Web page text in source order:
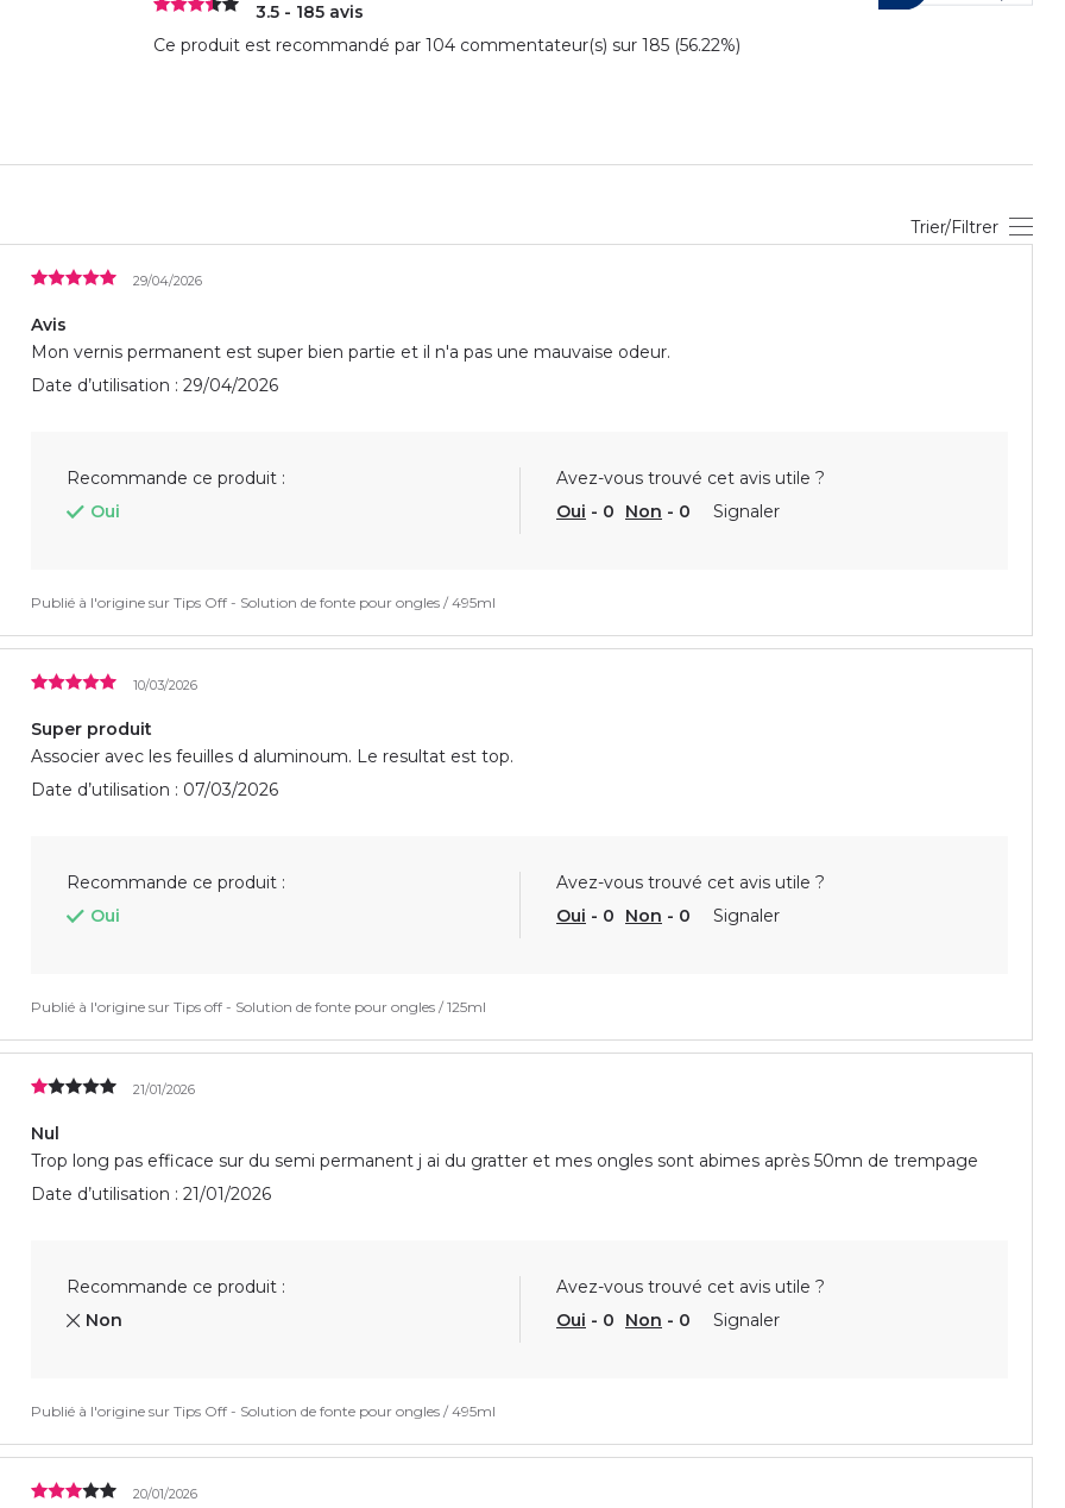
3.5 - 185 avis
Ce produit est recommandé par 104 commentateur(s) sur 185 (56.22%)
Trier/Filtrer
29/04/2026
Avis
Mon vernis permanent est super bien partie et il n'a pas une mauvaise odeur.
Date d’utilisation : 29/04/2026
Recommande ce produit :
Oui
Avez-vous trouvé cet avis utile ?
Oui - 0 Non - 0 Signaler
Publié à l'origine sur Tips Off - Solution de fonte pour ongles / 495ml
10/03/2026
Super produit
Associer avec les feuilles d aluminoum. Le resultat est top.
Date d’utilisation : 07/03/2026
Recommande ce produit :
Oui
Avez-vous trouvé cet avis utile ?
Oui - 0 Non - 0 Signaler
Publié à l'origine sur Tips off - Solution de fonte pour ongles / 125ml
21/01/2026
Nul
Trop long pas efficace sur du semi permanent j ai du gratter et mes ongles sont abimes après 50mn de trempage
Date d’utilisation : 21/01/2026
Recommande ce produit :
Non
Avez-vous trouvé cet avis utile ?
Oui - 0 Non - 0 Signaler
Publié à l'origine sur Tips Off - Solution de fonte pour ongles / 495ml
20/01/2026